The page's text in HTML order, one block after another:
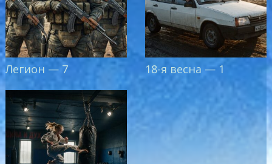
Легион — 7 18-я весна — 1